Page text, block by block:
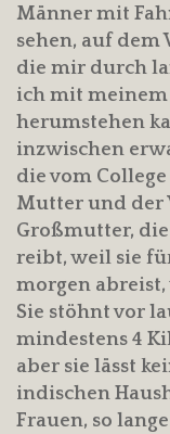
Männer mit
sehen, auf dem
die mir durch
ich mit meinem
herumstehen
inzwischen
die vom
Mutter und der
Großmutter,
reibt, weil sie
morgen abreist,
Sie stöhnt vor
mindestens 4
aber sie lässt
indischen
Frauen, so